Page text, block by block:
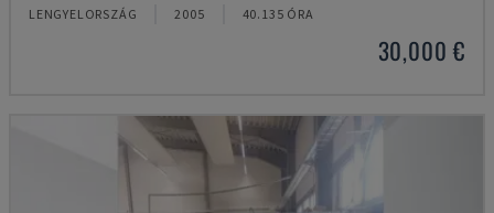
LENGYELORSZÁG 2005 40.135 ÓRA
30,000 €